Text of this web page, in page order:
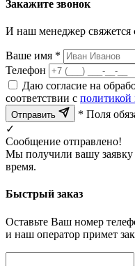
Закажите звонок
И наш менеджер свяжется
Ваше имя *
Телефон
Даю согласие на
соответствии с политикой
Отправить
* Поля
✓
Сообщение отправлено!
Мы получили вашу
время.
Быстрый заказ
Оставьте Ваш номер
и наш оператор примет